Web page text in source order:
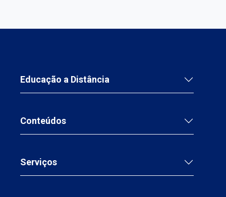
Educação a Distância
Conteúdos
Serviços